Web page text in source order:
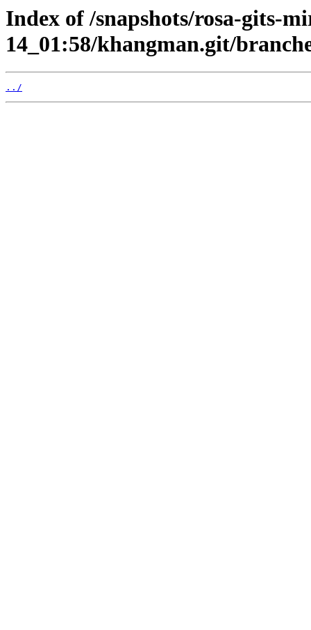
Index of /snapshots/rosa-gits-
14_01:58/khangman.git/
../